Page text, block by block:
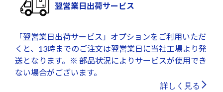
翌営業日出荷サービス
「翌営業日出荷サービス」オプションをご利用いただ
くと、13時までのご注文は翌営業日に当社工場より発
送となります。※ 部品状況によりサービスが使用でき
ない場合がございます。
詳しく見る